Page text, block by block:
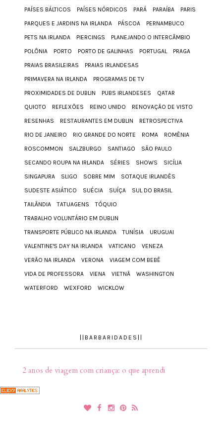
PAÍSES BÁLTICOS
PAÍSES NÓRDICOS PARÁ PARAÍBA
PARIS
PARQUES E JARDINS NA IRLANDA
PÁSCOA
PERNAMBUCO
PETS NA IRLANDA
PIERCINGS
PLANEJANDO O INTERCÂMBIO
POLÔNIA
PORTO PORTO DE GALINHAS PORTUGAL
PRAGA
PRAIAS BRASILEIRAS
PRAIAS IRLANDESAS
PRIMAVERA NA IRLANDA
PROGRAMAS DE TV
PROXIMIDADES DE DUBLIN
PUBS IRLANDESES
QATAR
QUIOTO
REFLEXÕES REINO UNIDO
RENOVAÇÃO DE VISTO
RESENHAS
RESTAURANTES EM DUBLIN
RETROSPECTIVA
RIO DE JANEIRO
RIO GRANDE DO NORTE ROMA
ROMÊNIA
ROSCOMMON
SALZBURGO SANTIAGO
SÃO PAULO
SECANDO ROUPA NA IRLANDA
SÉRIES SHOWS
SICÍLIA
SINGAPURA
SLIGO SOBRE MIM
SOTAQUE IRLANDÊS
SUDESTE ASIÁTICO
SUÉCIA SUÍÇA
SUL DO BRASIL
TAILÂNDIA
TATUAGENS
TÓQUIO
TRABALHO VOLUNTÁRIO EM DUBLIN
TRANSPORTE PÚBLICO NA IRLANDA
TUNÍSIA
URUGUAI
VALENTINE'S DAY NA IRLANDA
VATICANO
VENEZA
VERÃO NA IRLANDA
VERONA
VIAGEM COM BEBÊ
VIDA DE PROFESSORA
VIENA VIETNÃ
WASHINGTON
WATERFORD
WEXFORD WICKLOW
||BARBARIDADES||
2 anos de viagem com criança: o que aprendi